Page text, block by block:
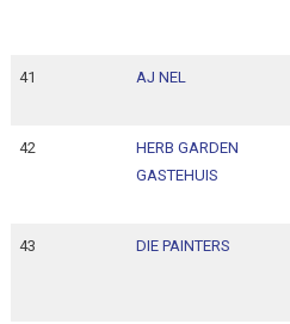
41 AJ NEL
42
HERB GARDEN
GASTEHUIS
43 DIE PAINTERS